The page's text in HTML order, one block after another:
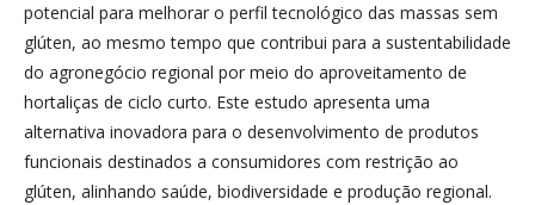
potencial para melhorar o perfil tecnológico das massas sem
glúten, ao mesmo tempo que contribui para a sustentabilidade
do agronegócio regional por meio do aproveitamento de
hortaliças de ciclo curto. Este estudo apresenta uma
alternativa inovadora para o desenvolvimento de produtos
funcionais destinados a consumidores com restrição ao
glúten, alinhando saúde, biodiversidade e produção regional.